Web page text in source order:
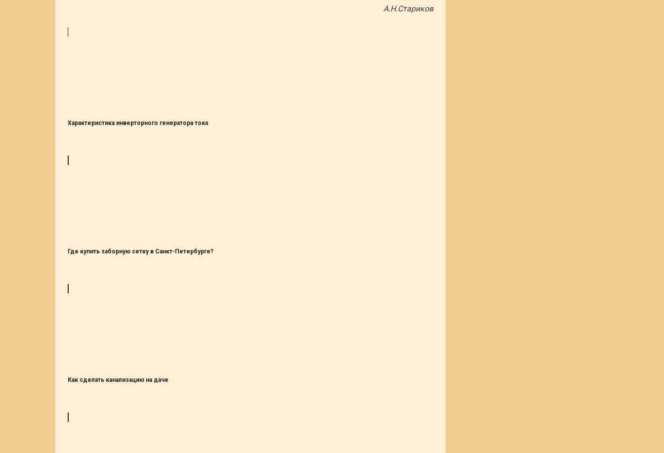
А.Н.Стариков
Характеристика инверторного генератора тока
Где купить заборную сетку в Санкт-Петербурге?
Как сделать канализацию на даче